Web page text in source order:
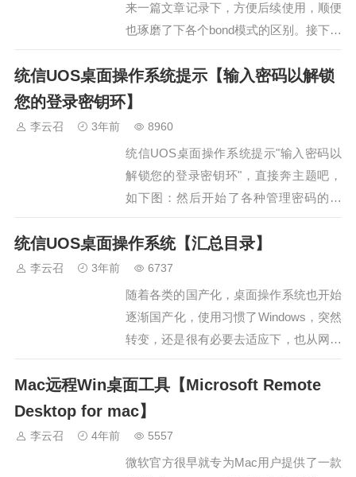
来一篇文章记录下，方便后续使用，顺便
也琢磨了下各个bond模式的区别。接下来
先简单介绍下七种工作模式，常用的模式
有 0、1、4、6，每种工作模式都有其各
自的优缺点：一、bond工作模式：1、
统信UOS桌面操作系统提示【输入密码以解锁
您的登录密钥环】
李云召 3年前 8960
统信UOS桌面操作系统提示"输入密码以
解锁您的登录密钥环"，直接奔主题吧，
如下图：然后开始了各种管理密码的尝
试，发现都无果，可考虑采取下列操作步
骤测试下：亲测有效…
统信UOS桌面操作系统【汇总目录】
李云召 3年前 6737
随着各类的国产化，桌面操作系统也开始
逐渐国产化，使用习惯了Windows，突然
转变，还是很有必要去适应下，也从网上
整理了下材料（正月十六工作室），以免
自己用的时候不好找，后续可能会根据需
求持续更新。…
Mac远程Win桌面工具【Microsoft Remote
Desktop for mac】
李云召 4年前 5557
微软官方很早就专为Mac用户提供了一款